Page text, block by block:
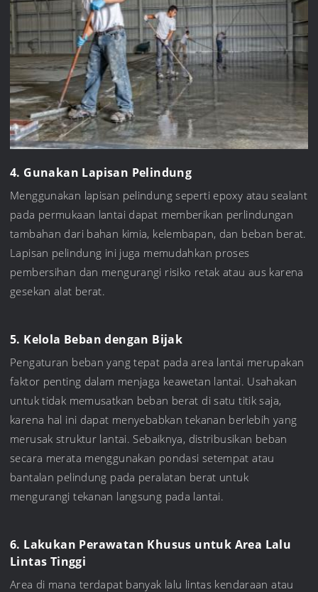
4. Gunakan Lapisan Pelindung
Menggunakan lapisan pelindung seperti epoxy atau sealant
pada permukaan lantai dapat memberikan perlindungan
tambahan dari bahan kimia, kelembapan, dan beban berat.
Lapisan pelindung ini juga memudahkan proses
pembersihan dan mengurangi risiko retak atau aus karena
gesekan alat berat.
5. Kelola Beban dengan Bijak
Pengaturan beban yang tepat pada area lantai merupakan
faktor penting dalam menjaga keawetan lantai. Usahakan
untuk tidak memusatkan beban berat di satu titik saja,
karena hal ini dapat menyebabkan tekanan berlebih yang
merusak struktur lantai. Sebaiknya, distribusikan beban
secara merata menggunakan pondasi setempat atau
bantalan pelindung pada peralatan berat untuk
mengurangi tekanan langsung pada lantai.
6. Lakukan Perawatan Khusus untuk Area Lalu
Lintas Tinggi
Area di mana terdapat banyak lalu lintas kendaraan atau